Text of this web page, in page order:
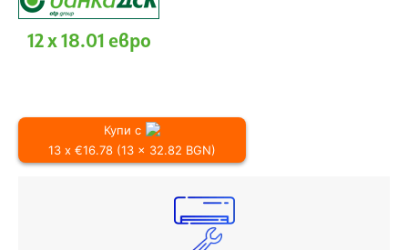
12 x 18.01 евро
Купи с
13 x €16.78 (13 x 32.82 BGN)